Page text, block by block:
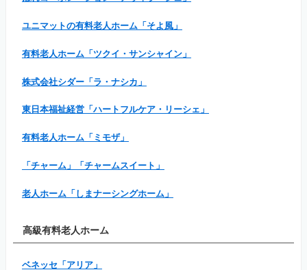
ユニマットの有料老人ホーム「そよ風」
有料老人ホーム「ツクイ・サンシャイン」
株式会社シダー「ラ・ナシカ」
東日本福祉経営「ハートフルケア・リーシェ」
有料老人ホーム「ミモザ」
「チャーム」「チャームスイート」
老人ホーム「しまナーシングホーム」
高級有料老人ホーム
ベネッセ「アリア」